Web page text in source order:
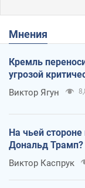
Мнения
Кремль
угрозой
Виктор Ягун
На чьей
Дональд Трамп?
Виктор Каспрук